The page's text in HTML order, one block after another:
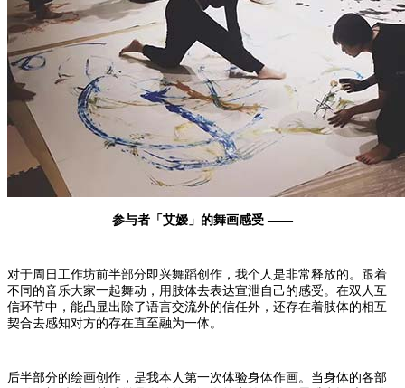
参与者「艾嫒」的舞画感受 ——
对于周日工作坊前半部分即兴舞蹈创作，我个人是非常释放的。跟着
不同的音乐大家一起舞动，用肢体去表达宣泄自己的感受。在双人互
信环节中，能凸显出除了语言交流外的信任外，还存在着肢体的相互
契合去感知对方的存在直至融为一体。
后半部分的绘画创作，是我本人第一次体验身体作画。当身体的各部